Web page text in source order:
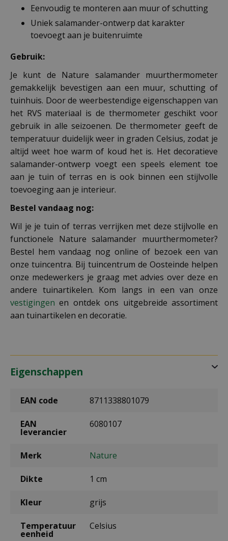
Eenvoudig te monteren aan muur of schutting
Uniek salamander-ontwerp dat karakter
toevoegt aan je buitenruimte
Gebruik:
Je kunt de Nature salamander muurthermometer
gemakkelijk bevestigen aan een muur, schutting of
tuinhuis. Door de weerbestendige eigenschappen van
het RVS materiaal is de thermometer geschikt voor
gebruik in alle seizoenen. De thermometer geeft de
temperatuur duidelijk weer in graden Celsius, zodat je
altijd weet hoe warm of koud het is. Het decoratieve
salamander-ontwerp voegt een speels element toe
aan je tuin of terras en is ook binnen een stijlvolle
toevoeging aan je interieur.
Bestel vandaag nog:
Wil je je tuin of terras verrijken met deze stijlvolle en
functionele Nature salamander muurthermometer?
Bestel hem vandaag nog online of bezoek een van
onze tuincentra. Bij tuincentrum de Oosteinde helpen
onze medewerkers je graag met advies over deze en
andere tuinartikelen. Kom langs in een van onze
vestigingen en ontdek ons uitgebreide assortiment
aan tuinartikelen en decoratie.
Eigenschappen
EAN code 8711338801079
EAN
leverancier
6080107
Merk Nature
Dikte 1 cm
Kleur grijs
Temperatuur
eenheid
Celsius